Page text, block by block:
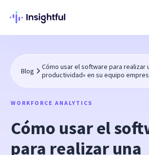
Blog
Cómo usar el software para realizar
productividad» en su equipo
WORKFORCE ANALYTICS
Cómo usar el
para realizar una